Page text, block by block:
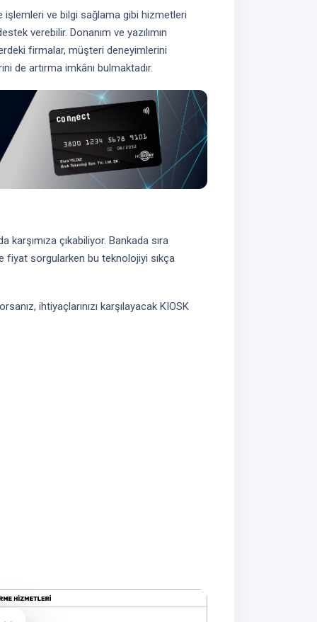
işlemleri ve bilgi sağlama gibi hizmetleri
verebilir. Donanım ve yazılımın
firmalar, müşteri deneyimlerini
de artırma imkânı bulmaktadır.
karşımıza çıkabiliyor. Bankada sıra
fiyat sorgularken bu teknolojiyi sıkça
ihtiyaçlarınızı karşılayacak KIOSK